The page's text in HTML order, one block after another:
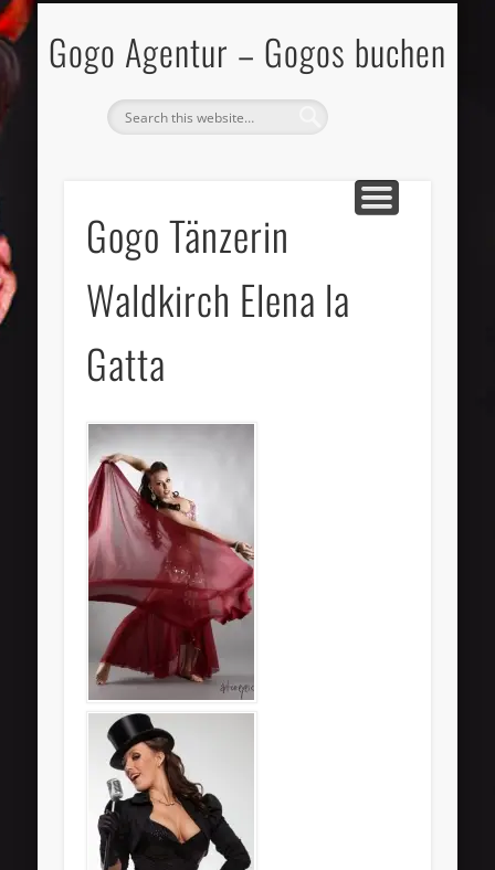
Gogo Agentur – Gogos buchen
Gogo Tänzerin
Waldkirch Elena la
Gatta